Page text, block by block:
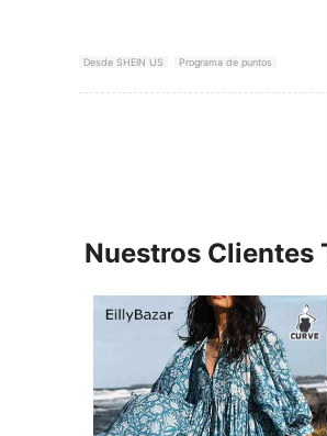
Desde SHEIN US Programa de puntos
Nuestros Clientes